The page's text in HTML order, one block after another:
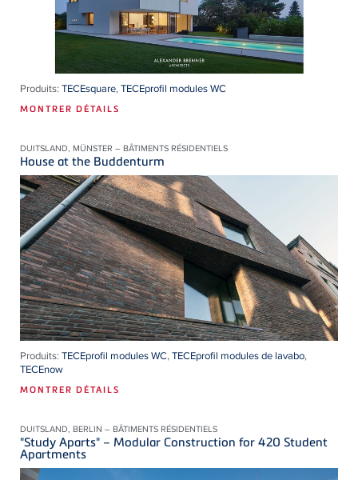
Produits: TECEsquare,TECEprofil modules WC
MONTRER DÉTAILS
DUITSLAND, MÜNSTER – BÂTIMENTS RÉSIDENTIELS
House at the Buddenturm
Produits: TECEprofil modules WC,TECEprofil modules de lavabo,
TECEnow
MONTRER DÉTAILS
DUITSLAND, BERLIN – BÂTIMENTS RÉSIDENTIELS
"Study Aparts" – Modular Construction for 420 Student
Apartments